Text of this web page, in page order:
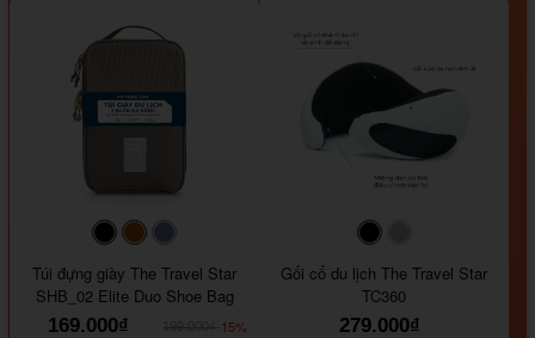
#000000#964B00
Túi đựng giày The Travel Star
SHB_02 Elite Duo Shoe Bag
169.000₫
-15%
Gối cổ du lịch The Travel Star
TC360
279.000₫